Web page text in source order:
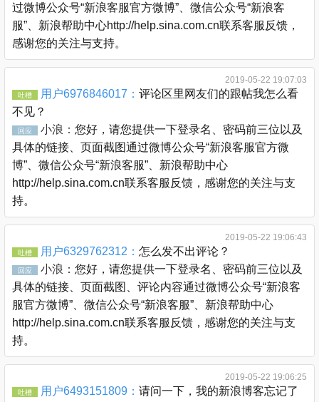
过微博公众号“新浪客服官方微博”、微信公众号“新浪客
服”、新浪帮助中心http://help.sina.com.cn联系客服反馈，
感谢您的关注与支持。
2019-05-22 19:07:03
吐槽 用户6976846017： 评论区里网友们的跟帖我怎么看
不见？
回应 小浪： 您好，请您提供一下登录名、密码前三位以及
具体的链接、页面截图通过微博公众号“新浪客服官方微
博”、微信公众号“新浪客服”、新浪帮助中心
http://help.sina.com.cn联系客服反馈，感谢您的关注与支
持。
2019-05-22 19:06:43
吐槽 用户6329762312： 怎么发不出评论？
回应 小浪： 您好，请您提供一下登录名、密码前三位以及
具体的链接、页面截图、评论内容通过微博公众号“新浪客
服官方微博”、微信公众号“新浪客服”、新浪帮助中心
http://help.sina.com.cn联系客服反馈，感谢您的关注与支
持。
2019-05-22 19:06:25
吐槽 用户6493151809： 请问一下，我的新浪博客忘记了